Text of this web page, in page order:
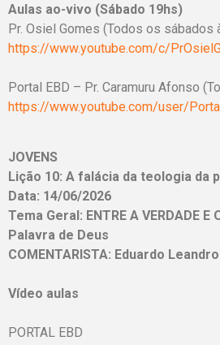
Aulas ao-vivo (Sábado 19hs)
Pr. Osiel Gomes (Todos os sábados
https://www.youtube.com/c/
Portal EBD – Pr. Caramuru Afonso
https://www.youtube.com/user/
JOVENS
Lição 10: A falácia da teologia da
Data: 14/06/2026
Tema Geral: ENTRE A VERDADE
Palavra de Deus
COMENTARISTA: Eduardo
Vídeo aulas
PORTAL EBD